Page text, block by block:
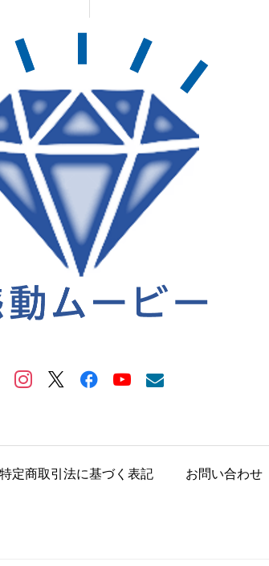
特定商取引法に基づく表記 お問い合わせ